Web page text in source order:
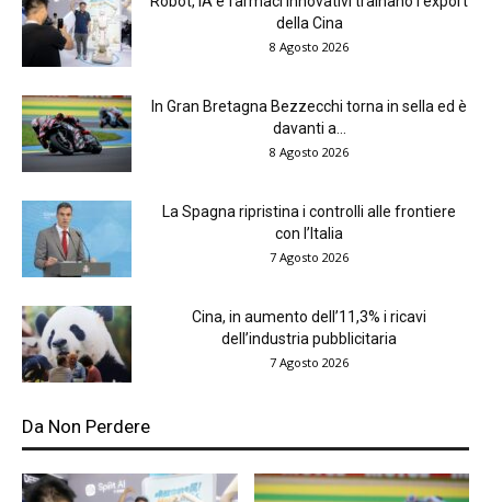
della Cina
8 Agosto 2026
In Gran Bretagna Bezzecchi torna in sella ed è
davanti a...
8 Agosto 2026
La Spagna ripristina i controlli alle frontiere
con l’Italia
7 Agosto 2026
Cina, in aumento dell’11,3% i ricavi
dell’industria pubblicitaria
7 Agosto 2026
Da Non Perdere